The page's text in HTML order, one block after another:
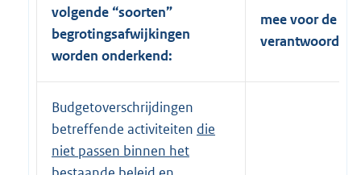
volgende “soorten”
begrotingsafwijkingen
worden onderkend:
mee voor de
verantwoording
Budgetoverschrijdingen
betreffende activiteiten die
niet passen binnen het